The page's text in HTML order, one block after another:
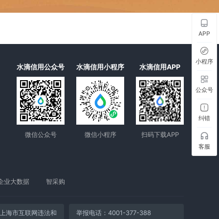
水滴信用公众号
微信公众号
水滴信用小程序
微信小程序
水滴信用APP
扫码下载APP
业大数据 智采购
上海市互联网违法和
举报电话：4001-377-388
APP
小程序
公众号
纠错
客服